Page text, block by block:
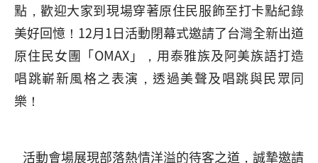
點，歡迎大家到現場穿著原住民服飾至打卡點紀錄
美好回憶！12月1日活動閉幕式邀請了台灣全新出道
原住民女團「OMAX」，用泰雅族及阿美族語打造
唱跳嶄新風格之表演，透過美聲及唱跳與民眾同
樂！
活動會場展現部落熱情洋溢的待客之道，誠摯邀請